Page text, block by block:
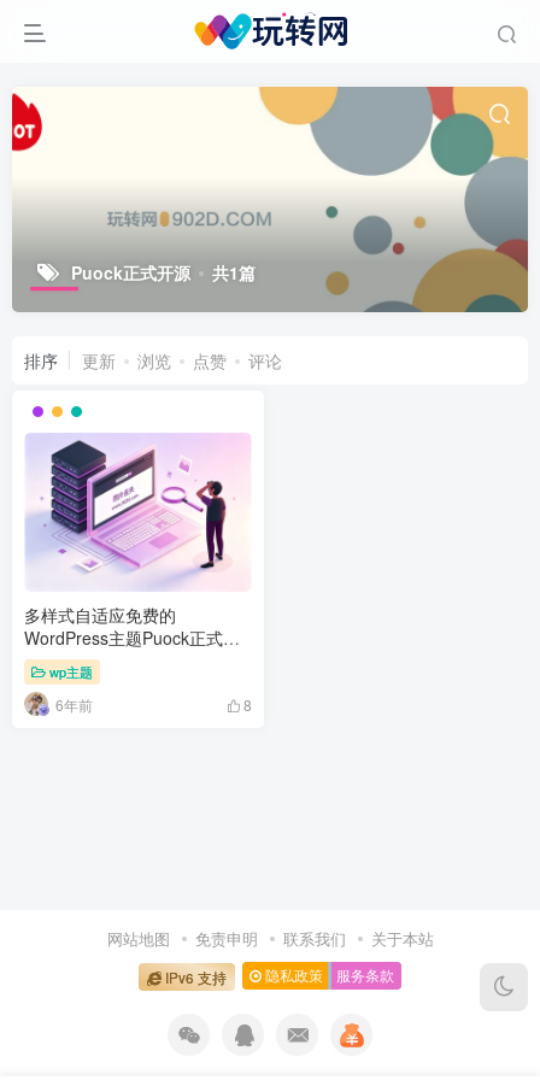
Puock正式开源 共1篇
排序 更新 浏览 点赞 评论
多样式自适应免费的
WordPress主题Puock正式开
源发布！
wp主题
6年前 8
网站地图 免责申明 联系我们 关于本站
IPv6 支持 隐私政策 服务条款